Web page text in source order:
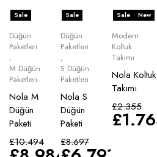
Sale
Düğün
Paketleri
,
M Düğün
Paketleri
Nola M
Düğün
Paketi
£10.494
Sale
Düğün
Paketleri
,
S Düğün
Paketleri
Nola S
Düğün
Paketi
£8.697
Sale New
Modern
Koltuk
Takımı
Nola Koltuk
Takımı
£2.355
£